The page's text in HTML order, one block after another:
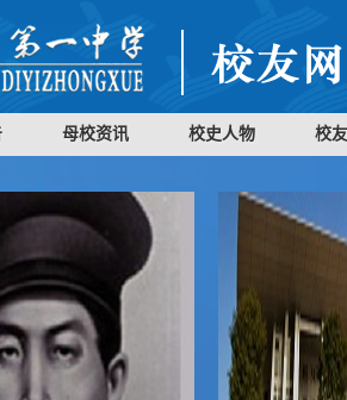
母校资讯 校史人物 校